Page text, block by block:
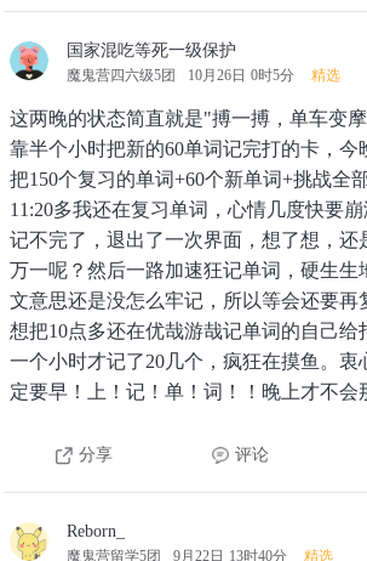
国家混吃等死一级保护
魔鬼营四六级5团 10月26日 0时5分 精选
这两晚的状态简直就是"搏一搏，单车变
靠半个小时把新的60单词记完打的卡，今
把150个复习的单词+60个新单词+挑战全
11:20多我还在复习单词，心情几度快要
记不完了，退出了一次界面，想了想，还
万一呢？然后一路加速狂记单词，硬生生
文意思还是没怎么牢记，所以等会还要再
想把10点多还在优哉游哉记单词的自己给
一个小时才记了20几个，疯狂在摸鱼。衷
定要早！上！记！单！词！！晚上才不会
分享 评论
Reborn_
魔鬼营留学5团 9月22日 13时40分 精选